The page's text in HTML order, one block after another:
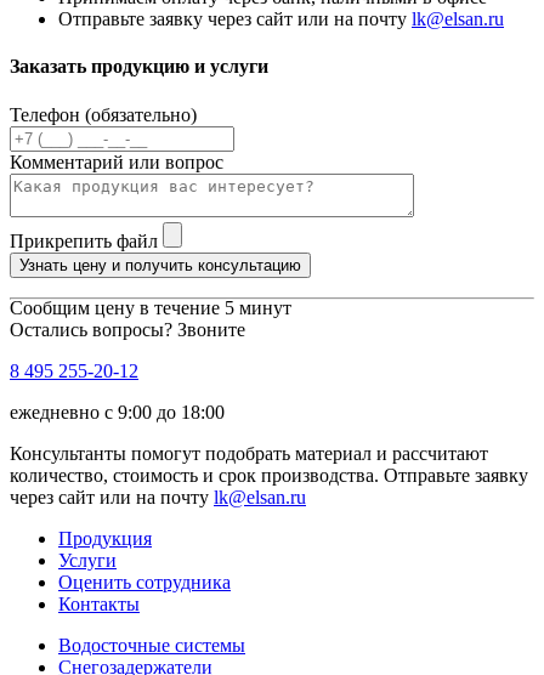
Отправьте заявку через сайт или на почту lk@elsan.ru
Заказать продукцию и услуги
Телефон (обязательно)
Комментарий или вопрос
Прикрепить файл
Узнать цену и получить консультацию
Сообщим цену в течение 5 минут
Остались вопросы? Звоните
8 495 255-20-12
ежедневно с 9:00 до 18:00
Консультанты помогут подобрать материал и рассчитают
количество, стоимость и срок производства. Отправьте заявку
через сайт или на почту lk@elsan.ru
Продукция
Услуги
Оценить сотрудника
Контакты
Водосточные системы
Снегозадержатели